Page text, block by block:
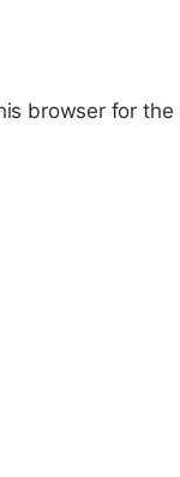
browser for the